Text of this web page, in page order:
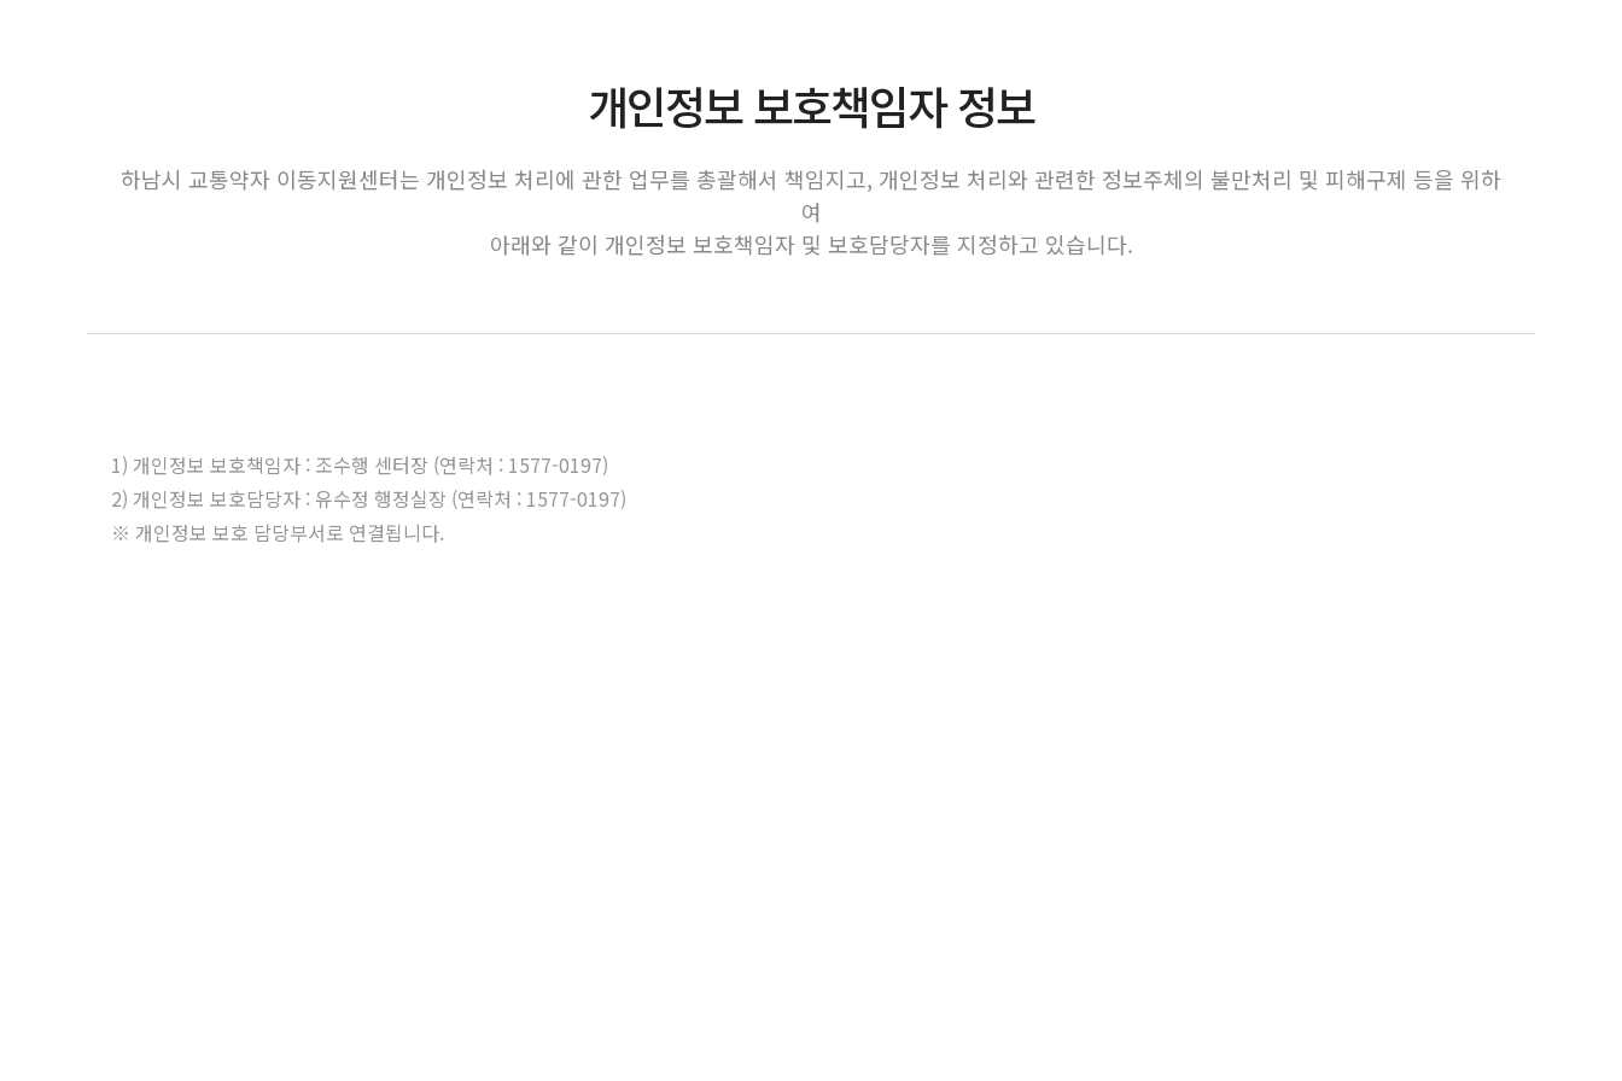
개인정보 보호책임자 정보
하남시 교통약자 이동지원센터는 개인정보 처리에 관한 업무를 총괄해서 책임지고, 개인정보 처리와 관련한 정보주체의 불만처리 및 피해구제 등을 위하
여
아래와 같이 개인정보 보호책임자 및 보호담당자를 지정하고 있습니다.
1) 개인정보 보호책임자 : 조수행 센터장 (연락처 : 1577-0197)
2) 개인정보 보호담당자 : 유수정 행정실장 (연락처 : 1577-0197)
※ 개인정보 보호 담당부서로 연결됩니다.